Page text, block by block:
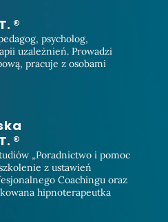
®
psycholog,
uzależnień. Prowadzi
pracuje z osobami
®
„Poradnictwo i pomoc
z ustawień
Coachingu oraz
hipnoterapeutka